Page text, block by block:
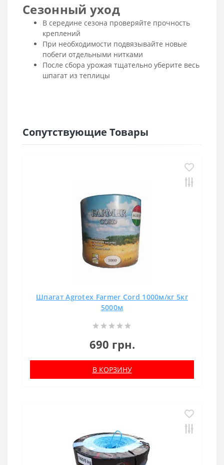
Сезонный уход
В середине сезона проверяйте прочность
креплений
При необходимости подвязывайте новые
побеги отдельными нитками
После сбора урожая тщательно уберите весь
шпагат из теплицы
Сопутствующие Товары
Шпагат Agrotex Farmer Cord 1000м/кг 5кг
5000м
690 грн.
В КОРЗИНУ